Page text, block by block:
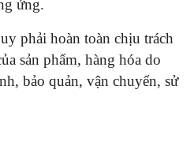
ứng.
phải hoàn toàn chịu trách
sản phẩm, hàng hóa do
bảo quản, vận chuyển, sử